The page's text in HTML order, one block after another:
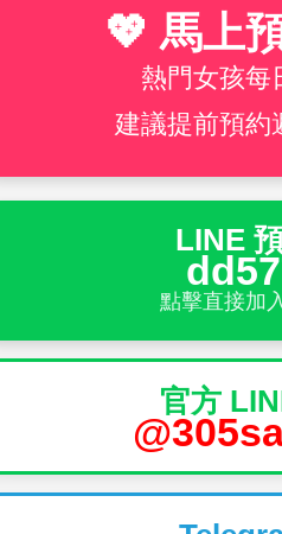
💖 馬上
熱門女孩每
建議提前預約
LINE
點擊直接加
官方